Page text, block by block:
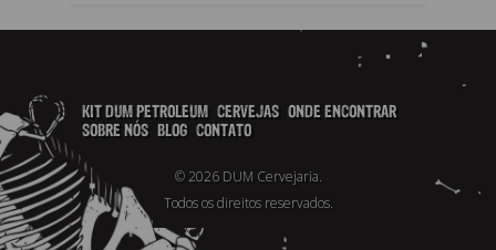
KIT DUM PETROLEUM CERVEJAS
ONDE ENCONTRAR
SOBRE NÓS
BLOG CONTATO
© 2026 DUM Cervejaria.
Todos os direitos reservados.